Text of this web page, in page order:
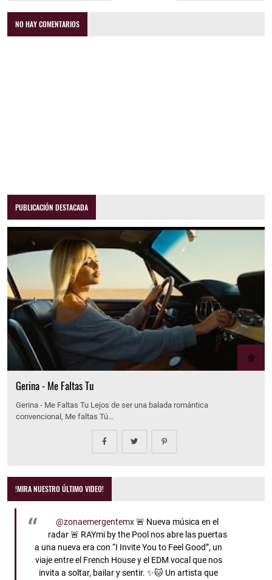
NO HAY COMENTARIOS
PUBLICACIÓN DESTACADA
Gerina - Me Faltas Tu
Gerina - Me Faltas Tu Lejos de ser una balada romántica
convencional, Me faltas Tú…
!MIRA NUESTRO ÚLTIMO VIDEO!
@zonaemergentemx🚨 Nueva música en el
radar 🚨 RAYmi by the Pool nos abre las puertas
a una nueva era con “I Invite You to Feel Good”, un
viaje entre el French House y el EDM vocal que nos
invita a soltar, bailar y sentir. ✨🐱 Un artista que